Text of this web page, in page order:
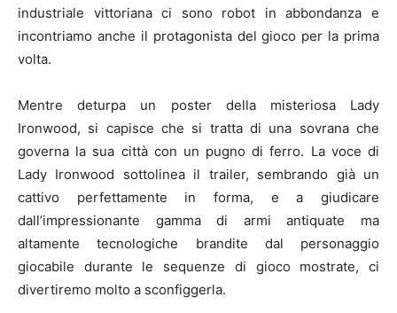
industriale vittoriana ci sono robot in abbondanza e
incontriamo anche il protagonista del gioco per la prima
volta.
Mentre deturpa un poster della misteriosa Lady
Ironwood, si capisce che si tratta di una sovrana che
governa la sua città con un pugno di ferro. La voce di
Lady Ironwood sottolinea il trailer, sembrando già un
cattivo perfettamente in forma, e a giudicare
dall’impressionante gamma di armi antiquate ma
altamente tecnologiche brandite dal personaggio
giocabile durante le sequenze di gioco mostrate, ci
divertiremo molto a sconfiggerla.